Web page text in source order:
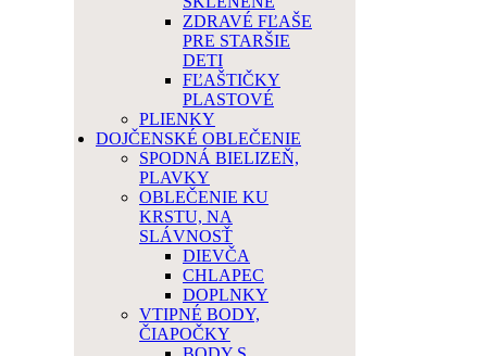
ZDRAVÉ FĽAŠE
PRE STARŠIE
DETI
FĽAŠTIČKY
PLASTOVÉ
PLIENKY
DOJČENSKÉ OBLEČENIE
SPODNÁ BIELIZEŇ,
PLAVKY
OBLEČENIE KU
KRSTU, NA
SLÁVNOSŤ
DIEVČA
CHLAPEC
DOPLNKY
VTIPNÉ BODY,
ČIAPOČKY